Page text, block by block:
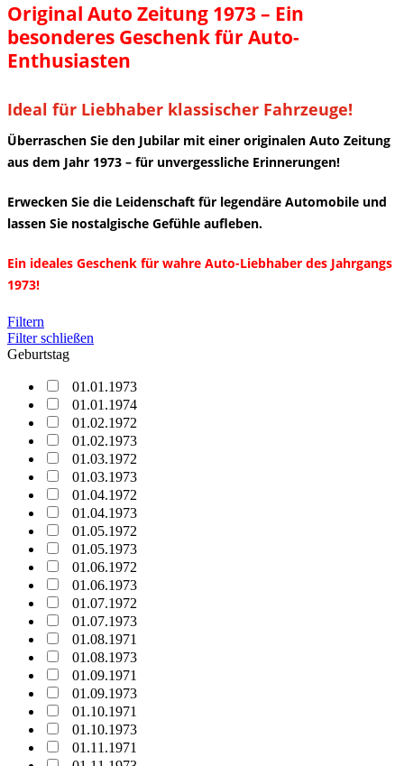
Original Auto Zeitung 1973 – Ein
besonderes Geschenk für Auto-
Enthusiasten
Ideal für Liebhaber klassischer Fahrzeuge!
Überraschen Sie den Jubilar mit einer originalen Auto Zeitung
aus dem Jahr 1973 – für unvergessliche Erinnerungen!
Erwecken Sie die Leidenschaft für legendäre Automobile und
lassen Sie nostalgische Gefühle aufleben.
Ein ideales Geschenk für wahre Auto-Liebhaber des Jahrgangs
1973!
Filtern
Filter schließen
Geburtstag
01.01.1973
01.01.1974
01.02.1972
01.02.1973
01.03.1972
01.03.1973
01.04.1972
01.04.1973
01.05.1972
01.05.1973
01.06.1972
01.06.1973
01.07.1972
01.07.1973
01.08.1971
01.08.1973
01.09.1971
01.09.1973
01.10.1971
01.10.1973
01.11.1971